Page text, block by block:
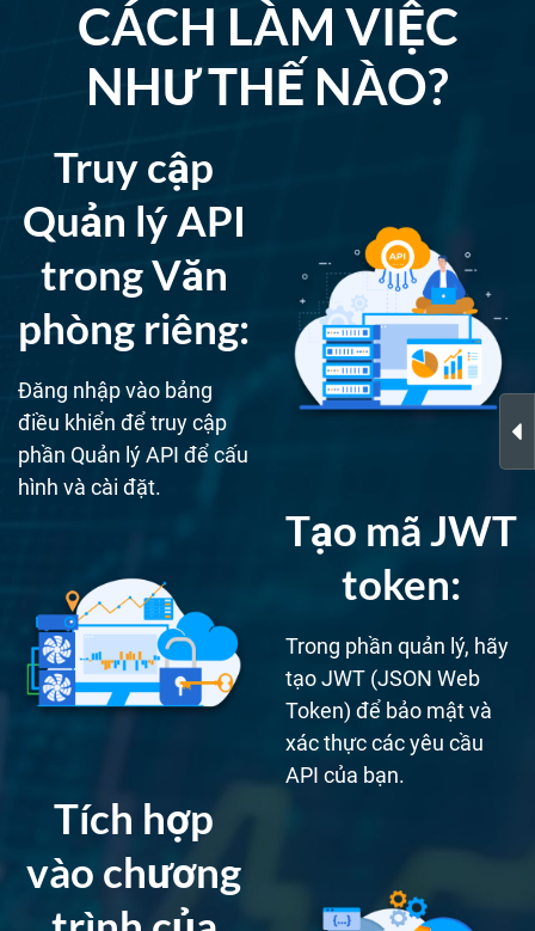
CÁCH LÀM VIỆC
NHƯ THẾ NÀO?
Truy cập
Quản lý API
trong Văn
phòng riêng:
Đăng nhập vào bảng
điều khiển để truy cập
phần Quản lý API để cấu
hình và cài đặt.
Tạo mã JWT
token:
Trong phần quản lý, hãy
tạo JWT (JSON Web
Token) để bảo mật và
xác thực các yêu cầu
API của bạn.
Tích hợp
vào chương